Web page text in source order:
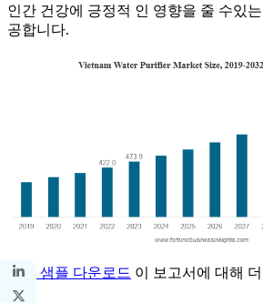
인간 건강에 긍정적 인 영향을 줄 수있
공합니다.
무료 샘플 다운로드 이 보고서에 대해